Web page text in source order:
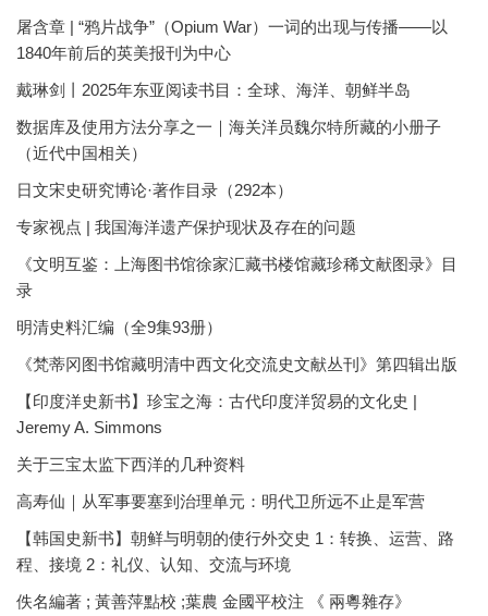
屠含章 | “鸦片战争”（Opium War）一词的出现与传播——以
1840年前后的英美报刊为中心
戴琳剑丨2025年东亚阅读书目：全球、海洋、朝鲜半岛
数据库及使用方法分享之一｜海关洋员魏尔特所藏的小册子
（近代中国相关）
日文宋史研究博论·著作目录（292本）
专家视点 | 我国海洋遗产保护现状及存在的问题
《文明互鉴：上海图书馆徐家汇藏书楼馆藏珍稀文献图录》目
录
明清史料汇编（全9集93册）
《梵蒂冈图书馆藏明清中西文化交流史文献丛刊》第四辑出版
【印度洋史新书】珍宝之海：古代印度洋贸易的文化史 |
Jeremy A. Simmons
关于三宝太监下西洋的几种资料
高寿仙｜从军事要塞到治理单元：明代卫所远不止是军营
【韩国史新书】朝鲜与明朝的使行外交史 1：转换、运营、路
程、接境 2：礼仪、认知、交流与环境
佚名編著 ; 黃善萍點校 ;葉農 金國平校注 《 兩粵雜存》